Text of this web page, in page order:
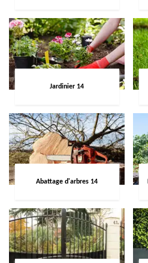
Jardinier 14
Abattage d'arbres 14